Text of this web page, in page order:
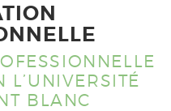
L’UNIVERSITÉ
BLANC